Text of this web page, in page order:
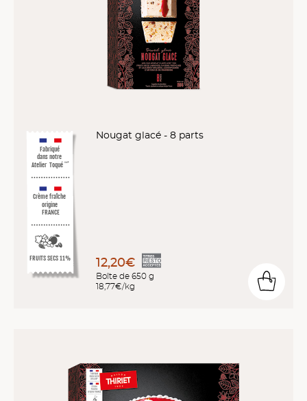
Crème fraîche
origine
FRANCE
Fabriqué
dans notre
Atelier Toqué ™*
FRUITS SECS 11%
Nougat glacé - 8 parts
12,20€
Boîte de 650 g
18,77€/kg